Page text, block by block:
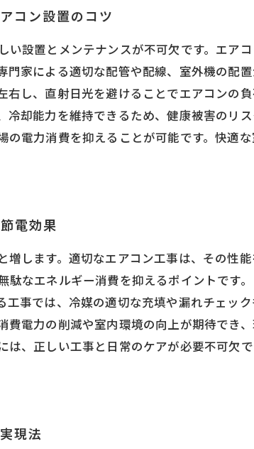
コン設置のコツ
設置とメンテナンスが不可欠です。エア
家による適切な配管や配線、室外機の配
し、直射日光を避けることでエアコンの
却能力を維持できるため、健康被害のリ
電力消費を抑えることが可能です。快適
電効果
します。適切なエアコン工事は、その性
駄なエネルギー消費を抑えるポイントです
事では、冷媒の適切な充填や漏れチェッ
電力の削減や室内環境の向上が期待でき
、正しい工事と日常のケアが必要不可欠
現法